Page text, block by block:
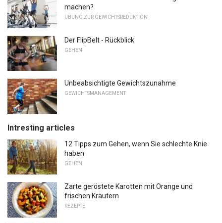
machen?
ÜBUNG ZUR GEWICHTSREDUKTION
Der FlipBelt - Rückblick
GEHEN
Unbeabsichtigte Gewichtszunahme
GEWICHTSMANAGEMENT
Intresting articles
12 Tipps zum Gehen, wenn Sie schlechte Knie
haben
GEHEN
Zarte geröstete Karotten mit Orange und
frischen Kräutern
REZEPTE